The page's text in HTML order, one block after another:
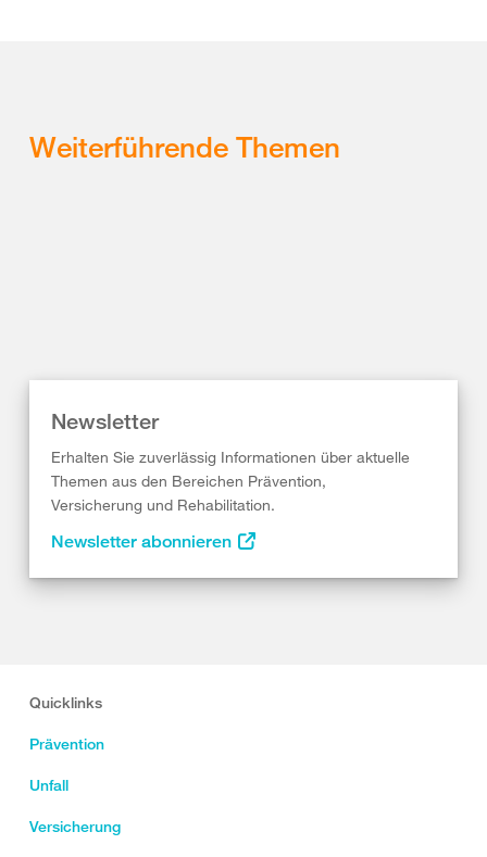
Weiterführende Themen
Newsletter
Erhalten Sie zuverlässig Informationen über aktuelle
Themen aus den Bereichen Prävention,
Versicherung und Rehabilitation.
Newsletter abonnieren
Quicklinks
Prävention
Unfall
Versicherung